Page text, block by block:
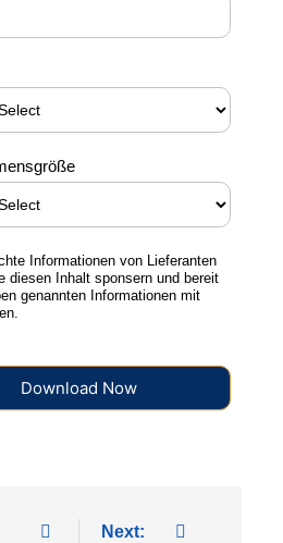
Informationen von Lieferanten
diesen Inhalt sponsern und bereit
genannten Informationen mit
Download Now
Next: